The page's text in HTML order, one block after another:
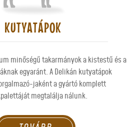
KUTYATÁPOK
minőségű takarmányok a kistestű és a
egyaránt. A Delikán kutyatápok
jaként a gyártó komplett
megtalálja nálunk.